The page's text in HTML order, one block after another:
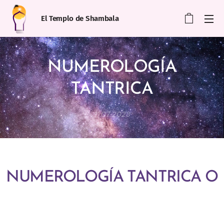
El Templo de Shambala
NUMEROLOGÍA
TANTRICA
11.07.2023
NUMEROLOGÍA TANTRICA O